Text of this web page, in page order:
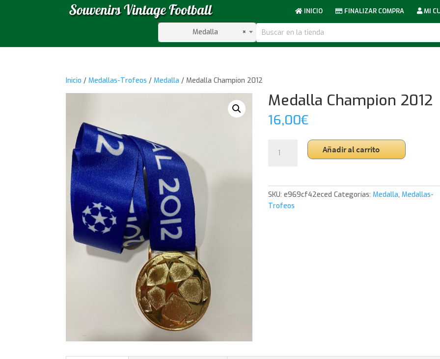
INICIO FINALIZAR COMPRA MI
×
Medalla
Inicio /Medallas-Trofeos /Medalla / Medalla Champion 2012
Medalla Champion 2012
16,00€
Champion
Añadir al carrito
SKU:e969cf42eced Categorías:Medalla,Medallas-
Trofeos